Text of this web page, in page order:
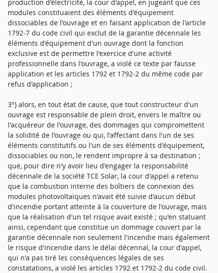
production d'électricité, la cour d'appel, en jugeant que ces
modules constituaient des éléments d'équipement
dissociables de l'ouvrage et en faisant application de l'article
1792-7 du code civil qui exclut de la garantie décennale les
éléments d'équipement d'un ouvrage dont la fonction
exclusive est de permettre l'exercice d'une activité
professionnelle dans l'ouvrage, a violé ce texte par fausse
application et les articles 1792 et 1792-2 du même code par
refus d'application ;
3°) alors, en tout état de cause, que tout constructeur d'un
ouvrage est responsable de plein droit, envers le maître ou
l'acquéreur de l'ouvrage, des dommages qui compromettent
la solidité de l'ouvrage ou qui, l'affectant dans l'un de ses
éléments constitutifs ou l'un de ses éléments d'équipement,
dissociables ou non, le rendent impropre à sa destination ;
que, pour dire n'y avoir lieu d'engager la responsabilité
décennale de la société TCE Solar, la cour d'appel a retenu
que la combustion interne des boîtiers de connexion des
modules photovoltaïques n'avait été suivie d'aucun début
d'incendie portant atteinte à la couverture de l'ouvrage, mais
que la réalisation d'un tel risque avait existé ; qu'en statuant
ainsi, cependant que constitue un dommage couvert par la
garantie décennale non seulement l'incendie mais également
le risque d'incendie dans le délai décennal, la cour d'appel,
qui n'a pas tiré les conséquences légales de ses
constatations, a violé les articles 1792 et 1792-2 du code civil.